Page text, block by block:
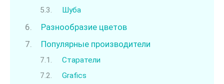
Шуба
Разнообразие цветов
Популярные производители
Старатели
Grafics